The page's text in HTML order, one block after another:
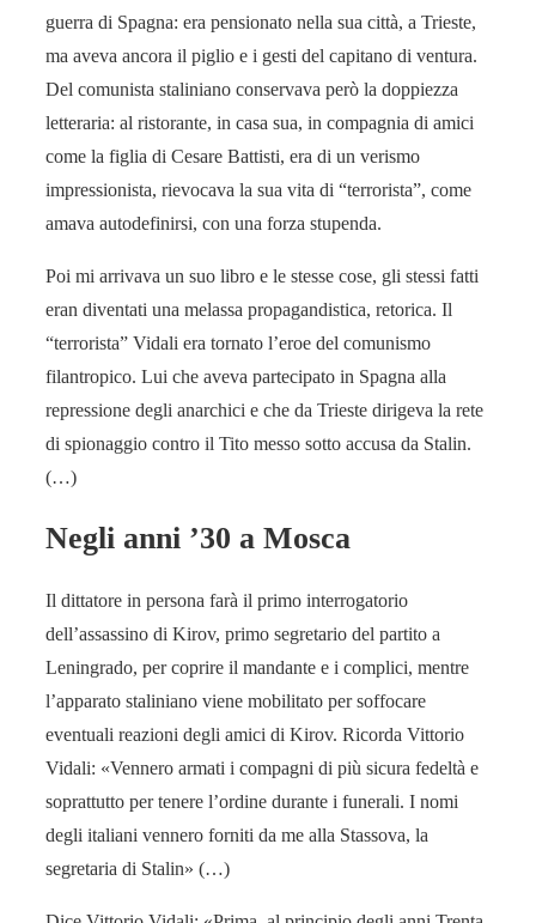
guerra di Spagna: era pensionato nella sua città, a Trieste,
ma aveva ancora il piglio e i gesti del capitano di ventura.
Del comunista staliniano conservava però la doppiezza
letteraria: al ristorante, in casa sua, in compagnia di amici
come la figlia di Cesare Battisti, era di un verismo
impressionista, rievocava la sua vita di “terrorista”, come
amava autodefinirsi, con una forza stupenda.
Poi mi arrivava un suo libro e le stesse cose, gli stessi fatti
eran diventati una melassa propagandistica, retorica. Il
“terrorista” Vidali era tornato l’eroe del comunismo
filantropico. Lui che aveva partecipato in Spagna alla
repressione degli anarchici e che da Trieste dirigeva la rete
di spionaggio contro il Tito messo sotto accusa da Stalin.
(…)
Negli anni ’30 a Mosca
Il dittatore in persona farà il primo interrogatorio
dell’assassino di Kirov, primo segretario del partito a
Leningrado, per coprire il mandante e i complici, mentre
l’apparato staliniano viene mobilitato per soffocare
eventuali reazioni degli amici di Kirov. Ricorda Vittorio
Vidali: «Vennero armati i compagni di più sicura fedeltà e
soprattutto per tenere l’ordine durante i funerali. I nomi
degli italiani vennero forniti da me alla Stassova, la
segretaria di Stalin» (…)